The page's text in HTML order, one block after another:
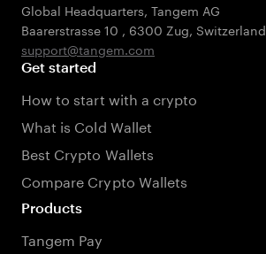
Global Headquarters, Tangem AG
Baarerstrasse 10 , 6300 Zug, Switzerland
support@tangem.com
Get started
How to start with a crypto
What is Cold Wallet
Best Crypto Wallets
Compare Crypto Wallets
Products
Tangem Pay